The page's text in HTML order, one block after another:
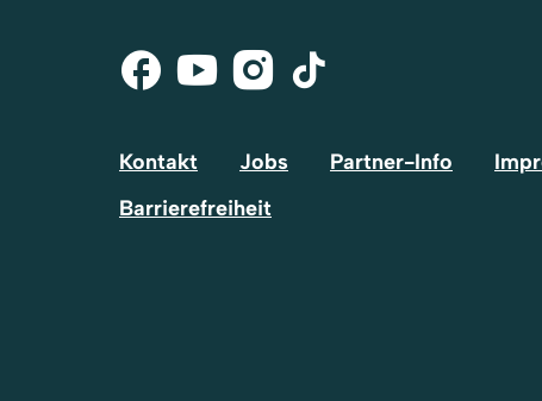
Facebook
Youtube
Instagram
Tik-
Kontakt Jobs Partner-Info
Barrierefreiheit